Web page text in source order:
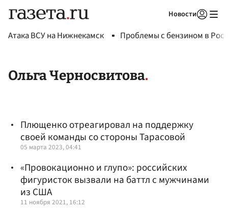
Новости
Атака ВСУ на Нижнекамск Проблемы с бензином в
Ольга Черносвитова
Плющенко отреагировал на поддержку
своей команды со стороны Тарасовой
05 марта 2023, 04:41
«Провокационно и глупо»: российских
фигуристок вызвали на баттл с мужчинами
из США
11 ноября 2021, 16:12